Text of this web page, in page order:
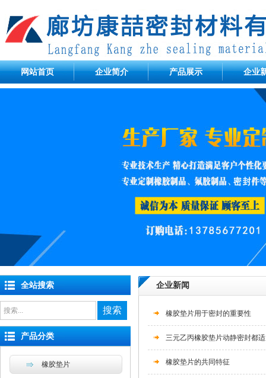
网站首页 企业简介 产品展示 企业
企业新闻
橡胶垫片用于密封的重要性
三元乙丙橡胶垫片动静密封都
橡胶垫片的共同特征
全站搜索
搜索
产品分类
橡胶垫片